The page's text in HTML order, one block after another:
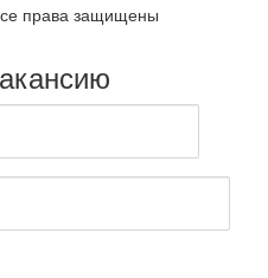
права защищены